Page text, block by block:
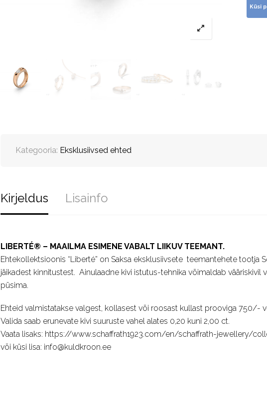
Kategooria: Eksklusiivsed ehted
Kirjeldus Lisainfo
LIBERTÉ® – MAAILMA ESIMENE VABALT LIIKUV TEEMANT.
Ehtekollektsioonis “Liberté” on Saksa eksklusiivsete teemantehete tootja
jäikadest kinnitustest. Ainulaadne kivi istutus-tehnika võimaldab vääriskivil
püsima.
Ehteid valmistatakse valgest, kollasest või roosast kullast prooviga 750/-
Valida saab erunevate kivi suuruste vahel alates 0,20 kuni 2,00 ct.
Vaata lisaks: https://www.schaffrath1923.com/en/schaffrath-jewellery/
või küsi lisa: info@kuldkroon.ee